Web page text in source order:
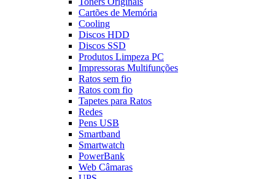
Cartões de Memória
Cooling
Discos HDD
Discos SSD
Produtos Limpeza PC
Impressoras Multifunções
Ratos sem fio
Ratos com fio
Tapetes para Ratos
Redes
Pens USB
Smartband
Smartwatch
PowerBank
Web Câmaras